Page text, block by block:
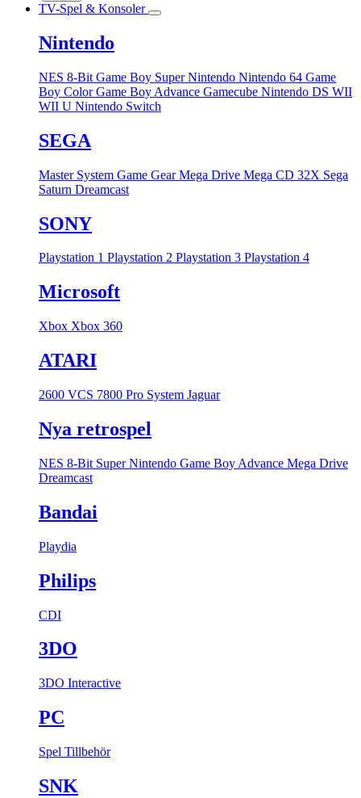
TV-Spel & Konsoler
Nintendo
NES 8-Bit Game Boy Super Nintendo Nintendo 64 Game
Boy ColorGame Boy Advance Gamecube Nintendo DS WII
WII U Nintendo Switch
SEGA
Master System Game GearMega Drive Mega CD 32X Sega
Saturn Dreamcast
SONY
Playstation 1 Playstation 2 Playstation 3 Playstation 4
Microsoft
Xbox Xbox 360
ATARI
2600 VCS 7800 Pro System Jaguar
Nya retrospel
NES 8-Bit Super Nintendo Game Boy Advance Mega Drive
Dreamcast
Bandai
Playdia
Philips
CDI
3DO
3DO Interactive
PC
Spel Tillbehör
SNK